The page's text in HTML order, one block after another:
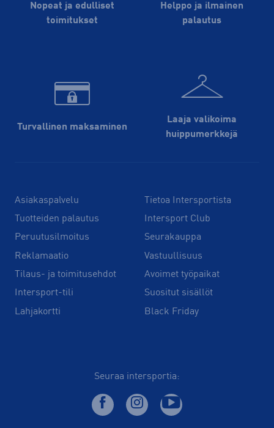
Nopeat ja edulliset
toimitukset
Helppo ja ilmainen
palautus
Turvallinen maksaminen
Laaja valikoima
huippu­merkkejä
Asiakaspalvelu
Tuotteiden palautus
Peruutusilmoitus
Reklamaatio
Tilaus- ja toimitusehdot
Intersport-tili
Lahjakortti
Tietoa Intersportista
Intersport Club
Seurakauppa
Vastuullisuus
Avoimet työpaikat
Suositut sisällöt
Black Friday
Seuraa intersportia: